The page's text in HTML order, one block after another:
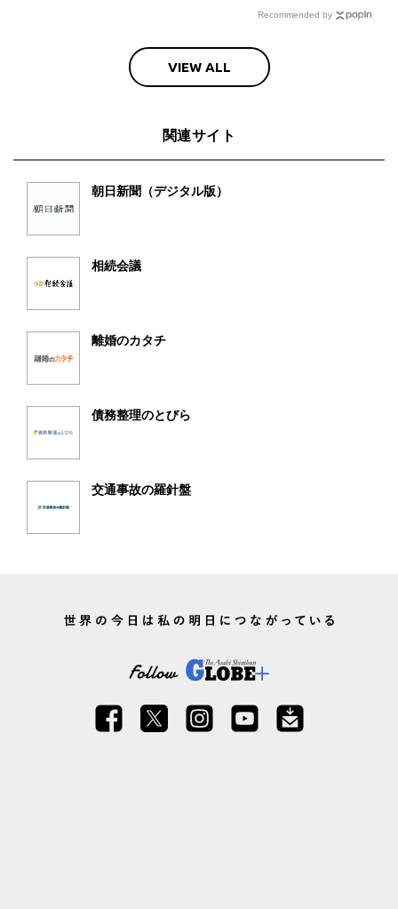
Recommended by
VIEW ALL
関連サイト
朝日新聞（デジタル版）
相続会議
離婚のカタチ
債務整理のとびら
交通事故の羅針盤